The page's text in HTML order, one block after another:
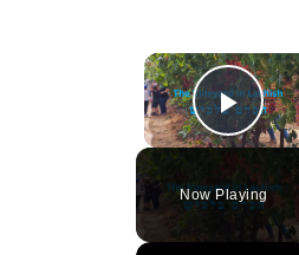
Play Video
Now Playing